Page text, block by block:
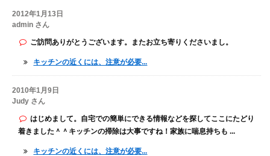
2012年1月13日
admin さん
ご訪問ありがとうございます。またお立ち寄りくださいまし。
キッチンの近くには、注意が必要...
2010年1月9日
Judy さん
はじめまして。自宅での簡単にできる情報などを探してここにたどり
着きました＾＾キッチンの掃除は大事ですね！家族に喘息持ちも ...
キッチンの近くには、注意が必要...